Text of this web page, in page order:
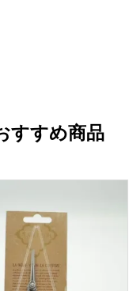
すすめ商品